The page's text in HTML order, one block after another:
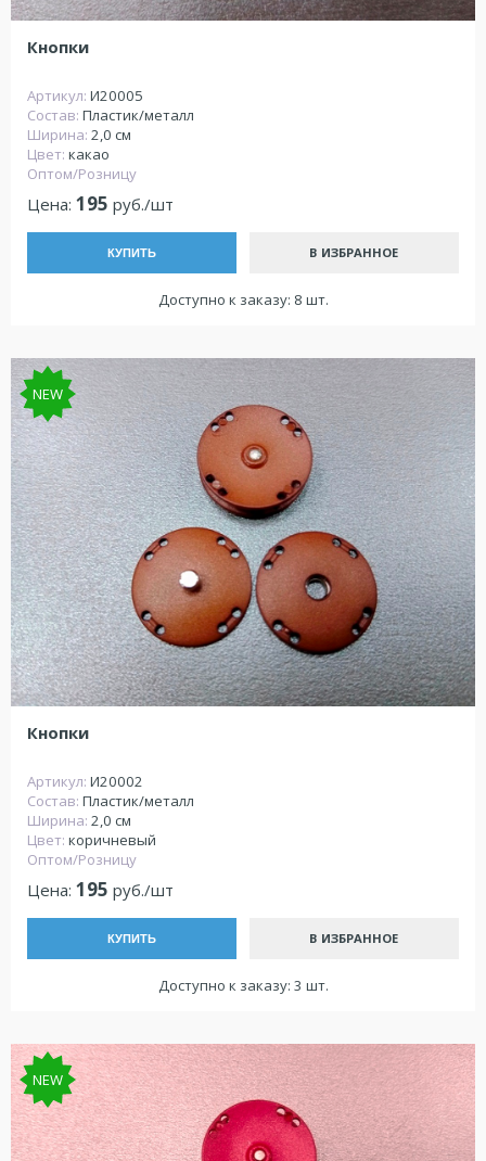
Кнопки
Артикул: И20005
Состав: Пластик/металл
Ширина: 2,0 см
Цвет: какао
Оптом/Розницу
Цена: 195 руб./шт
КУПИТЬ В ИЗБРАННОЕ
Доступно к заказу: 8 шт.
NEW
Кнопки
Артикул: И20002
Состав: Пластик/металл
Ширина: 2,0 см
Цвет: коричневый
Оптом/Розницу
Цена: 195 руб./шт
КУПИТЬ В ИЗБРАННОЕ
Доступно к заказу: 3 шт.
NEW